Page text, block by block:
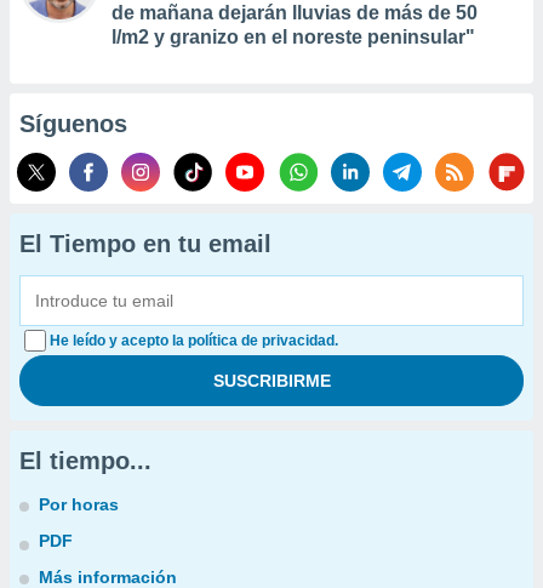
de mañana dejarán lluvias de más de 50
l/m2 y granizo en el noreste peninsular"
Síguenos
El Tiempo en tu email
He leído y acepto la política de privacidad.
El tiempo...
Por horas
PDF
Más información